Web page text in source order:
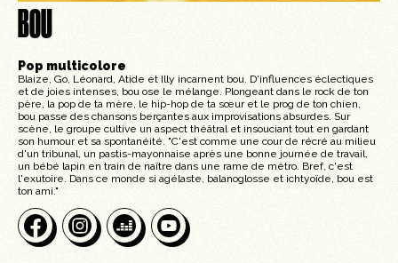
BOU
Pop multicolore
Blaize, Go, Léonard, Atide et Illy incarnent bou. D'influences éclectiques
et de joies intenses, bou ose le mélange. Plongeant dans le rock de ton
père, la pop de ta mère, le hip-hop de ta sœur et le prog de ton chien,
bou passe des chansons berçantes aux improvisations absurdes. Sur
scène, le groupe cultive un aspect théâtral et insouciant tout en gardant
son humour et sa spontanéité. "C'est comme une cour de récré au milieu
d'un tribunal, un pastis-mayonnaise après une bonne journée de travail,
un bébé lapin en train de naître dans une rame de métro. Bref, c'est
l'exutoire. Dans ce monde si agélaste, balanoglosse et ichtyoïde, bou est
ton ami."